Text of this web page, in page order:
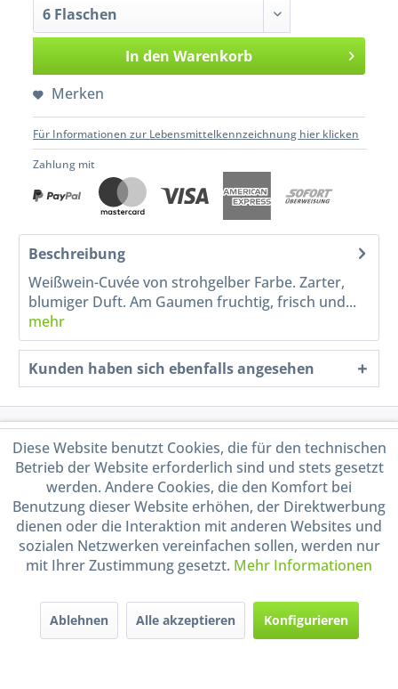
In den Warenkorb
Merken
Für Informationen zur Lebensmittelkennzeichnung hier klicken
Zahlung mit
Beschreibung
Weißwein-Cuvée von strohgelber Farbe. Zarter,
blumiger Duft. Am Gaumen fruchtig, frisch und...
mehr
Kunden haben sich ebenfalls angesehen
Service Hotline
Shop Service
Informationen
Handel mit BIO-Weinen
durch DE-ÖKO-009
Diese Website benutzt Cookies, die für den technischen
Betrieb der Website erforderlich sind und stets gesetzt
werden. Andere Cookies, die den Komfort bei
Benutzung dieser Website erhöhen, der Direktwerbung
dienen oder die Interaktion mit anderen Websites und
sozialen Netzwerken vereinfachen sollen, werden nur
mit Ihrer Zustimmung gesetzt. Mehr Informationen
Ablehnen Alle akzeptieren Konfigurieren